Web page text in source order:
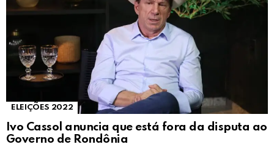
ELEIÇÕES 2022
Ivo Cassol anuncia que está fora da disputa ao
Governo de Rondônia